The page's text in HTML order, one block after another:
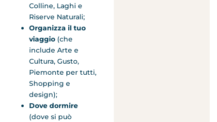
Colline, Laghi e
Riserve Naturali;
Organizza il tuo
viaggio (che
include Arte e
Cultura, Gusto,
Piemonte per tutti,
Shopping e
design);
Dove dormire
(dove si può